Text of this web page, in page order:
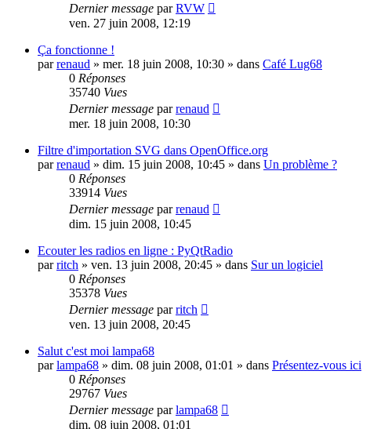
Dernier message parRVW
ven. 27 juin 2008, 12:19
Ça fonctionne !
parrenaud » mer. 18 juin 2008, 10:30 » dans Café Lug68
0 Réponses
35740 Vues
Dernier message parrenaud
mer. 18 juin 2008, 10:30
Filtre d'importation SVG dans OpenOffice.org
parrenaud » dim. 15 juin 2008, 10:45 » dans Un problème ?
0 Réponses
33914 Vues
Dernier message parrenaud
dim. 15 juin 2008, 10:45
Ecouter les radios en ligne : PyQtRadio
parritch » ven. 13 juin 2008, 20:45 » dans Sur un logiciel
0 Réponses
35378 Vues
Dernier message parritch
ven. 13 juin 2008, 20:45
Salut c'est moi lampa68
parlampa68 » dim. 08 juin 2008, 01:01 » dans Présentez-vous ici
0 Réponses
29767 Vues
Dernier message parlampa68
dim. 08 juin 2008, 01:01